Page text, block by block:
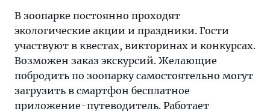
В зоопарке постоянно проходят
экологические акции и праздники. Гости
участвуют в квестах, викторинах и конкурсах.
Возможен заказ экскурсий. Желающие
побродить по зоопарку самостоятельно могут
загрузить в смартфон бесплатное
приложение-путеводитель. Работает